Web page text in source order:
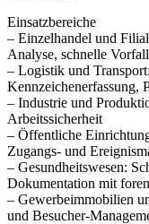
Einsatzbereiche
– Einzelhandel und
Analyse, schnelle
– Logistik und
Kennzeichenerfassung,
– Industrie und
Arbeitssicherheit
– Öffentliche
Zugangs- und
– Gesundheitswesen:
Dokumentation mit
– Gewerbeimmobilien
und Besucher-